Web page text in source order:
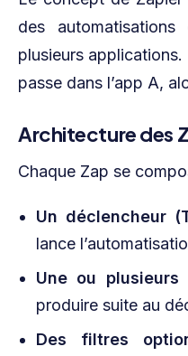
des
plusieurs
passe dans l’app A,
Architecture des
Chaque Zap se
Un déclencheur
lance
Une ou plusieurs
produire suite au
Des filtres